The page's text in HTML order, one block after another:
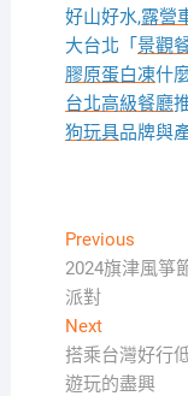
好山好水,露營
大台北「 景觀
膠原蛋白凍什
台北高級餐廳
狗玩具品牌與
文
章
導
覽
Previous
post:
2024旗津風箏
派對
NextNext
post:
搭乘台灣好行
遊玩的盡興